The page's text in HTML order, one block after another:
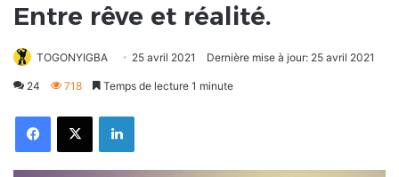
Entre rêve et réalité.
TOGONYIGBA 25 avril 2021 Dernière mise à jour: 25 avril 2021
24 718 Temps de lecture 1 minute
FacebookX Linkedin